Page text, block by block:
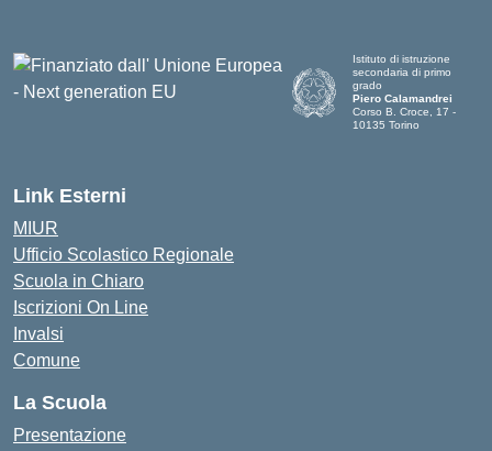
Istituto di istruzione
secondaria di primo
grado
Piero Calamandrei
Corso B. Croce, 17 -
10135 Torino
Link Esterni
MIUR
Ufficio Scolastico Regionale
Scuola in Chiaro
Iscrizioni On Line
Invalsi
Comune
La Scuola
Presentazione